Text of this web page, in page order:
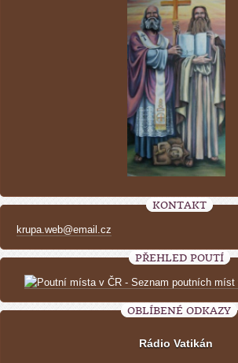
KONTAKT
krupa.web@email.cz
PŘEHLED POUTÍ
OBLÍBENÉ ODKAZY
Rádio Vatikán